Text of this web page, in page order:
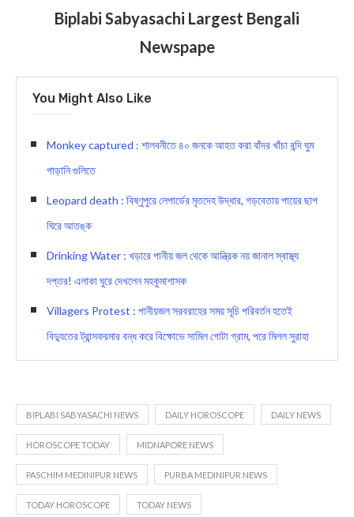
Biplabi Sabyasachi Largest Bengali
Newspape
You Might Also Like
Monkey captured : শালবনীতে ৪০ জনকে আহত করা বাঁদর খাঁচা বন্দি ঘুম
পাড়ানি গুলিতে
Leopard death : বিষ্ণুপুরে লেপার্ডের মৃতদেহ উদ্ধার, গড়বেতায় পায়ের ছাপ
ঘিরে আতঙ্ক
Drinking Water : খড়ারে পানীয় জল থেকে আন্ত্রিক নয় জানাল স্বাস্থ্য
দপ্তর! এলাকা ঘুরে দেখলেন মহকুমাশাসক
Villagers Protest : পানীয়জল সরবরাহের সময় সূচি পরিবর্তন হতেই
বিদ্যুতের ট্রান্সফরমার বন্ধ করে বিক্ষোভে সামিল গোটা গ্রাম, পরে মিলল সুরাহা
BIPLABI SABYASACHI NEWS DAILY HOROSCOPE DAILY NEWS
HOROSCOPE TODAY MIDNAPORE NEWS
PASCHIM MEDINIPUR NEWS PURBA MEDINIPUR NEWS
TODAY HOROSCOPE TODAY NEWS